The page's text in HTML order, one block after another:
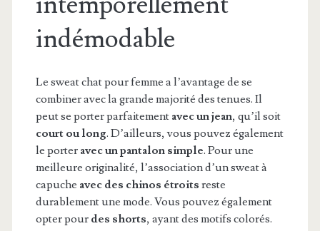
indémodable
Le sweat chat pour femme a l’avantage de se
combiner avec la grande majorité des tenues. Il
peut se porter parfaitement avec un jean, qu’il soit
court ou long. D’ailleurs, vous pouvez également
le porter avec un pantalon simple. Pour une
meilleure originalité, l’association d’un sweat à
capuche avec des chinos étroits reste
durablement une mode. Vous pouvez également
opter pour des shorts, ayant des motifs colorés.